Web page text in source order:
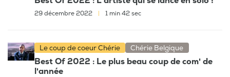
29 décembre 2022 1 min 42 sec
Le coup de coeur Chérie Chérie Belgique
Best Of 2022 : Le plus beau coup de com' de
l'année